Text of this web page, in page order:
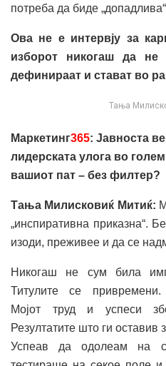
потреба да биде
Ова не е интервју за
изборот никогаш да
дефинираат и стават во
Тања
Маркетинг365: Јавноста
лидерската улога во
вашиот пат – без филтер?
Тања Милисковиќ Митиќ:
„инспиративна приказна“.
изоди, преживее и да се
Никогаш не сум била
Титулите се привремени.
Мојот труд и успеси
Резултатите што ги
Успеав да одолеам на